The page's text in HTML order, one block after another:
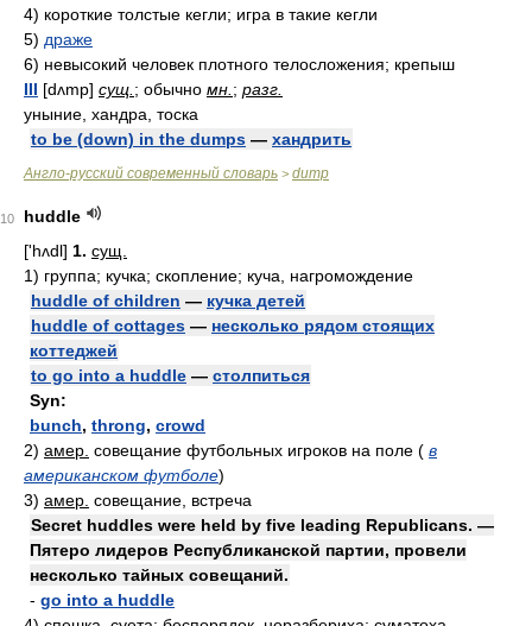
4) короткие толстые кегли; игра в такие кегли
5) драже
6) невысокий человек плотного телосложения; крепыш
III [dʌmp] сущ. ; обычно мн. ; разг.
уныние, хандра, тоска
to be (down) in the dumps — хандрить
Англо-русский современный словарь > dump
10
huddle
['hʌdl] 1. сущ.
1) группа; кучка; скопление; куча, нагромождение
huddle of children — кучка детей
huddle of cottages — несколько рядом стоящих
коттеджей
to go into a huddle — столпиться
Syn:
bunch, throng, crowd
2) амер. совещание футбольных игроков на поле ( в
американском футболе)
3) амер. совещание, встреча
Secret huddles were held by five leading Republicans. —
Пятеро лидеров Республиканской партии, провели
несколько тайных совещаний.
- go into a huddle